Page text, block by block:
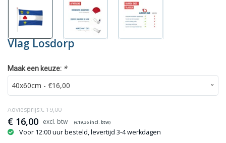
Vlag Losdorp
Maak een keuze: *
€ 16,00 (€19,36incl. btw)
Adviesprijs:€ 19,00
Voor 12:00 uur besteld, levertijd 3-4 werkdagen